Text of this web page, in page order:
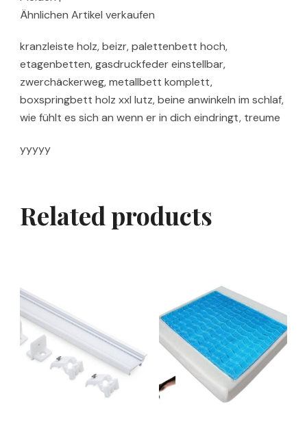
Ähnlichen Artikel verkaufen
kranzleiste holz, beizr, palettenbett hoch,
etagenbetten, gasdruckfeder einstellbar,
zwerchäckerweg, metallbett komplett,
boxspringbett holz xxl lutz, beine anwinkeln im schlaf,
wie fühlt es sich an wenn er in dich eindringt, treume
yyyyy
Related products